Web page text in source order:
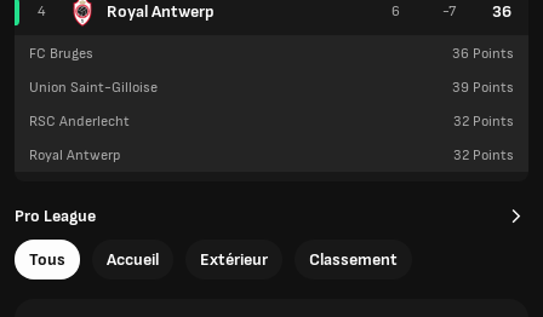
4 Royal Antwerp 6 -7 36
FC Bruges 36 Points
Union Saint-Gilloise
39 Points
RSC Anderlecht
32 Points
Royal Antwerp
32 Points
Pro League
Tous Accueil Extérieur Classement